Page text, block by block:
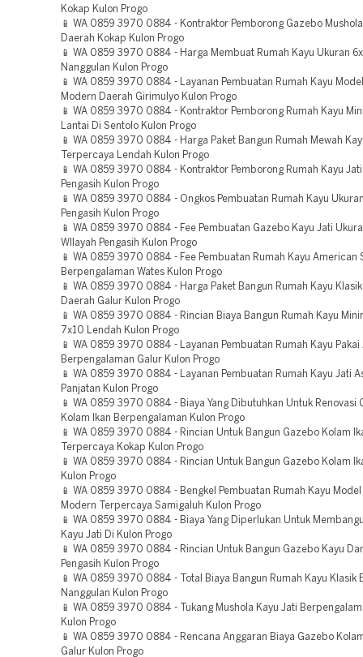
Kokap Kulon Progo
📱 WA 0859 3970 0884 - Kontraktor Pemborong Gazebo
Daerah Kokap Kulon Progo
📱 WA 0859 3970 0884 - Harga Membuat Rumah Kayu Ukuran
Nanggulan Kulon Progo
📱 WA 0859 3970 0884 - Layanan Pembuatan Rumah Kayu
Modern Daerah Girimulyo Kulon Progo
📱 WA 0859 3970 0884 - Kontraktor Pemborong Rumah Kayu
Lantai Di Sentolo Kulon Progo
📱 WA 0859 3970 0884 - Harga Paket Bangun Rumah Mewah
Terpercaya Lendah Kulon Progo
📱 WA 0859 3970 0884 - Kontraktor Pemborong Rumah Kayu
Pengasih Kulon Progo
📱 WA 0859 3970 0884 - Ongkos Pembuatan Rumah Kayu
Pengasih Kulon Progo
📱 WA 0859 3970 0884 - Fee Pembuatan Gazebo Kayu Jati
WIlayah Pengasih Kulon Progo
📱 WA 0859 3970 0884 - Fee Pembuatan Rumah Kayu American
Berpengalaman Wates Kulon Progo
📱 WA 0859 3970 0884 - Harga Paket Bangun Rumah Kayu
Daerah Galur Kulon Progo
📱 WA 0859 3970 0884 - Rincian Biaya Bangun Rumah Kayu
7x10 Lendah Kulon Progo
📱 WA 0859 3970 0884 - Layanan Pembuatan Rumah Kayu Pakai
Berpengalaman Galur Kulon Progo
📱 WA 0859 3970 0884 - Layanan Pembuatan Rumah Kayu Jati
Panjatan Kulon Progo
📱 WA 0859 3970 0884 - Biaya Yang Dibutuhkan Untuk Renovasi
Kolam Ikan Berpengalaman Kulon Progo
📱 WA 0859 3970 0884 - Rincian Untuk Bangun Gazebo Kolam
Terpercaya Kokap Kulon Progo
📱 WA 0859 3970 0884 - Rincian Untuk Bangun Gazebo Kolam
Kulon Progo
📱 WA 0859 3970 0884 - Bengkel Pembuatan Rumah Kayu Model
Modern Terpercaya Samigaluh Kulon Progo
📱 WA 0859 3970 0884 - Biaya Yang Diperlukan Untuk
Kayu Jati Di Kulon Progo
📱 WA 0859 3970 0884 - Rincian Untuk Bangun Gazebo Kayu
Pengasih Kulon Progo
📱 WA 0859 3970 0884 - Total Biaya Bangun Rumah Kayu Klasik
Nanggulan Kulon Progo
📱 WA 0859 3970 0884 - Tukang Mushola Kayu Jati
Kulon Progo
📱 WA 0859 3970 0884 - Rencana Anggaran Biaya Gazebo
Galur Kulon Progo